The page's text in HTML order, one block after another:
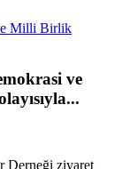
Milli Birlik
ve